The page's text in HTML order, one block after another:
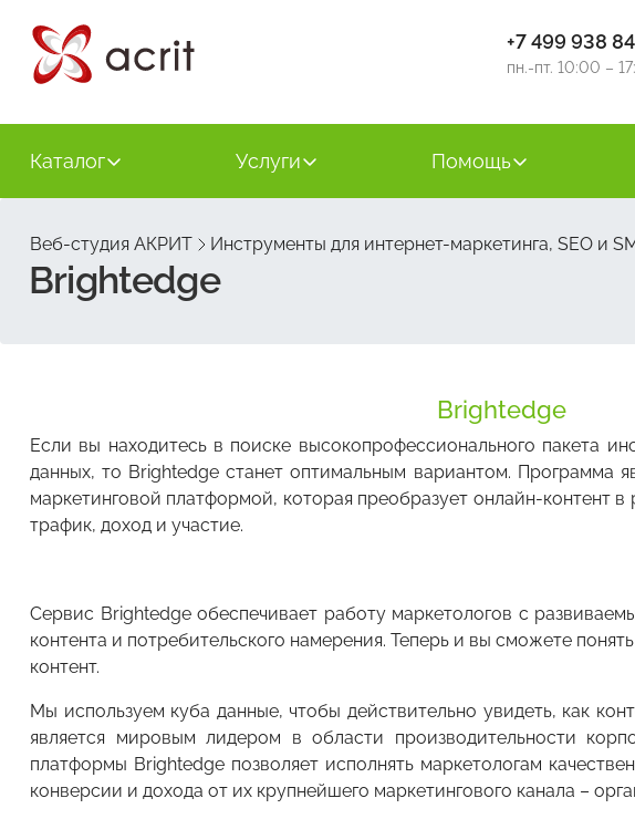
+7 499 938
пн.-пт. 10:00 –
Каталог Услуги Помощь
Веб-студия АКРИТ Инструменты для интернет-маркетинга, SEO и
Brightedge
Brightеdge
Если вы находитесь в поиске высокопрофессионального пакета
данных, то Brightеdge станет оптимальным вариантом. Программа
маркетинговой платформой, которая преобразует онлайн-контент в
трафик, доход и участие.
Сервис Brightеdge обеспечивает работу маркетологов с
контента и потребительского намерения. Теперь и вы сможете
контент.
Мы используем куба данные, чтобы действительно увидеть, как
является мировым лидером в области производительности
платформы Brightеdge позволяет исполнять маркетологам
конверсии и дохода от их крупнейшего маркетингового канала –